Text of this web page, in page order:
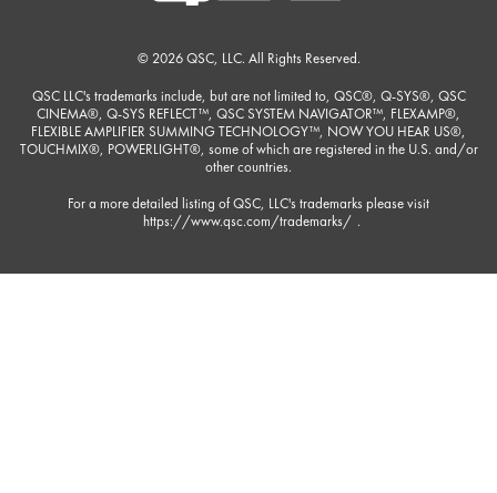
© 2026 QSC, LLC. All Rights Reserved.
QSC LLC's trademarks include, but are not limited to, QSC®, Q-SYS®, QSC
CINEMA®, Q-SYS REFLECT™, QSC SYSTEM NAVIGATOR™, FLEXAMP®,
FLEXIBLE AMPLIFIER SUMMING TECHNOLOGY™, NOW YOU HEAR US®,
TOUCHMIX®, POWERLIGHT®, some of which are registered in the U.S. and/or
other countries.
For a more detailed listing of QSC, LLC's trademarks please visit
https://www.qsc.com/trademarks/ .